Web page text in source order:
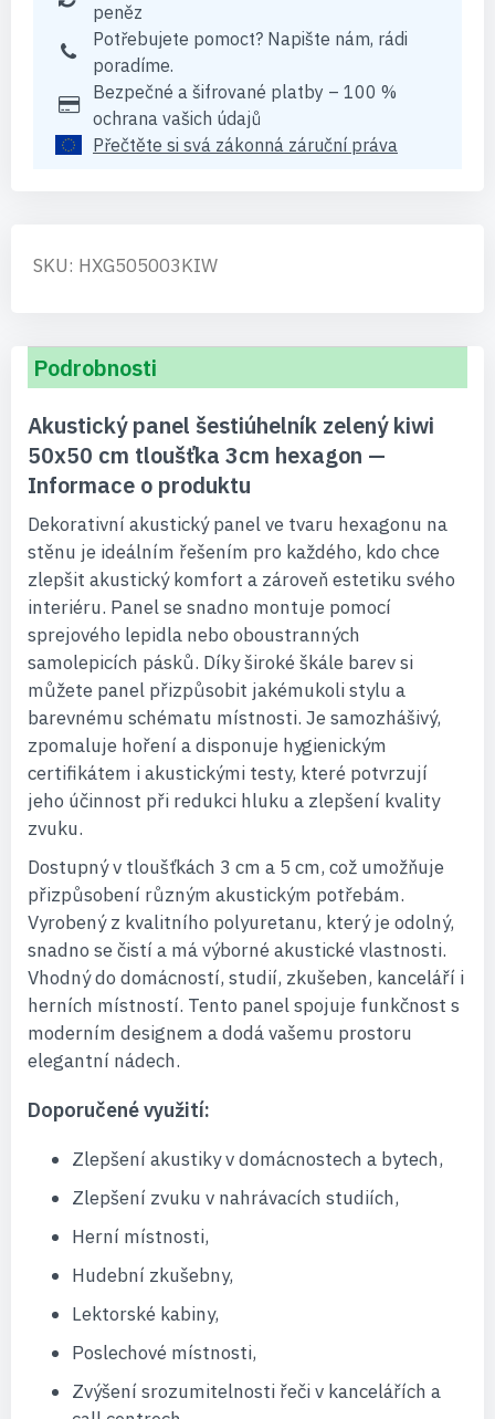
peněz
Potřebujete pomoct? Napište nám, rádi
poradíme.
Bezpečné a šifrované platby – 100 %
ochrana vašich údajů
Přečtěte si svá zákonná záruční práva
SKU: HXG505003KIW
Podrobnosti
Akustický panel šestiúhelník zelený kiwi
50x50 cm tloušťka 3cm hexagon —
Informace o produktu
Dekorativní akustický panel ve tvaru hexagonu na
stěnu je ideálním řešením pro každého, kdo chce
zlepšit akustický komfort a zároveň estetiku svého
interiéru. Panel se snadno montuje pomocí
sprejového lepidla nebo oboustranných
samolepicích pásků. Díky široké škále barev si
můžete panel přizpůsobit jakémukoli stylu a
barevnému schématu místnosti. Je samozhášivý,
zpomaluje hoření a disponuje hygienickým
certifikátem i akustickými testy, které potvrzují
jeho účinnost při redukci hluku a zlepšení kvality
zvuku.
Dostupný v tloušťkách 3 cm a 5 cm, což umožňuje
přizpůsobení různým akustickým potřebám.
Vyrobený z kvalitního polyuretanu, který je odolný,
snadno se čistí a má výborné akustické vlastnosti.
Vhodný do domácností, studií, zkušeben, kanceláří i
herních místností. Tento panel spojuje funkčnost s
moderním designem a dodá vašemu prostoru
elegantní nádech.
Doporučené využití:
Zlepšení akustiky v domácnostech a bytech,
Zlepšení zvuku v nahrávacích studiích,
Herní místnosti,
Hudební zkušebny,
Lektorské kabiny,
Poslechové místnosti,
Zvýšení srozumitelnosti řeči v kancelářích a